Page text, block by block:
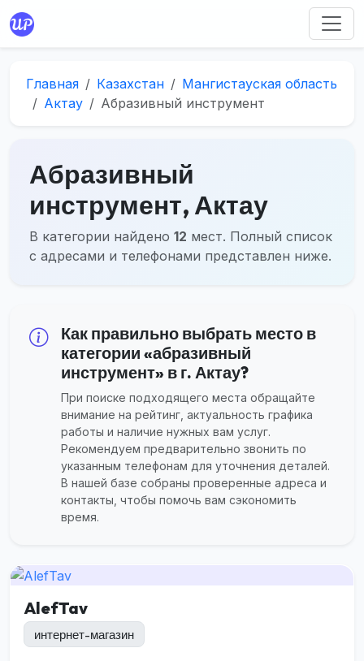
Главная Казахстан
Мангистауская область
Актау
Абразивный инструмент
Абразивный
инструмент, Актау
В категории найдено 12 мест. Полный список
с адресами и телефонами представлен ниже.
Как правильно выбрать место в
категории «абразивный
инструмент» в г. Актау?
При поиске подходящего места обращайте
внимание на рейтинг, актуальность графика
работы и наличие нужных вам услуг.
Рекомендуем предварительно звонить по
указанным телефонам для уточнения деталей.
В нашей базе собраны проверенные адреса и
контакты, чтобы помочь вам сэкономить
время.
AlefTav
интернет-магазин